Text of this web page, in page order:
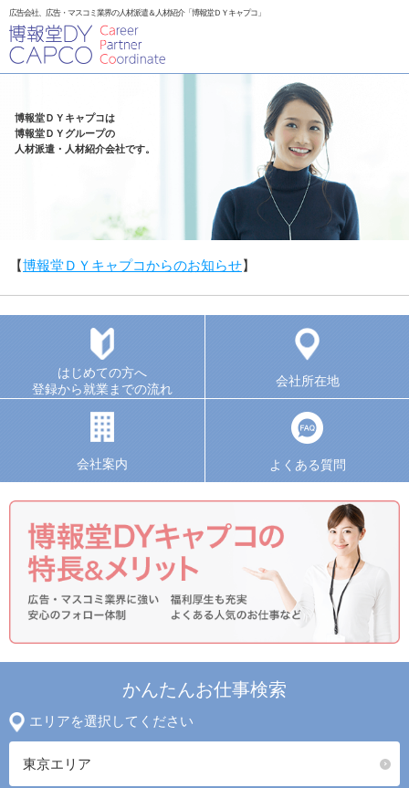
広告会社、広告・マスコミ業界の人材派遣＆人材紹介「博報堂ＤＹキャプコ」
博報堂ＤＹキャプコは
博報堂ＤＹグループの
人材派遣・人材紹介会社です。
【博報堂ＤＹキャプコからのお知らせ】
はじめての方へ
登録から就業までの流れ
会社所在地
会社案内 よくある質問
かんたんお仕事検索
エリアを選択してください
東京エリア